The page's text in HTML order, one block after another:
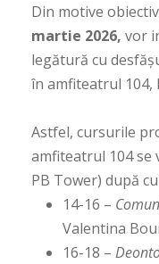
Din motive
martie 2026, vor
legătură cu
în amfiteatrul 104,
Astfel, cursurile
amfiteatrul 104 se
PB Tower) după
14-16 –
Valentina
16-18 –